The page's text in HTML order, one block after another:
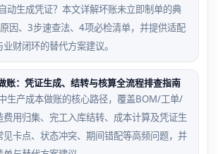
动生成凭证？本文详解坏账未立即制单的典
因、3步速查法、4项必检清单，并提供适配
财闭环的替代方案建议。
账：凭证生成、结转与核算全流程排查指南
生产成本做账的核心路径，覆盖BOM/工单/
费用归集、完工入库结转、成本计算及凭证生
见卡点、状态冲突、期间错配等高频问题，并